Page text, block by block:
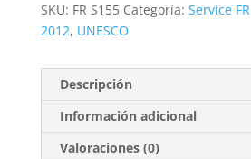
SKU: FR S155 Categoría: Service FR
2012, UNESCO
Descripción
Información adicional
Valoraciones (0)